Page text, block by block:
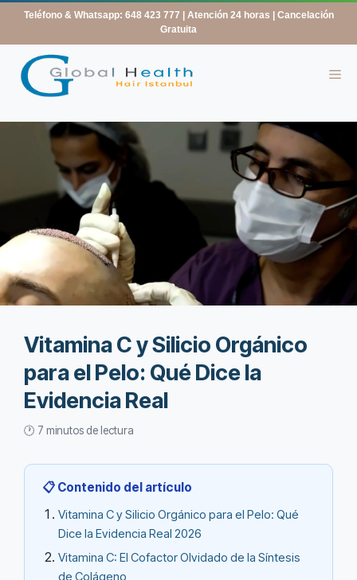
contenido
Teléfono & Whatsapp: 648 423 777
| Atención 24 horas | Cancelación
Gratuita
Vitamina C y Silicio Orgánico
para el Pelo: Qué Dice la
Evidencia Real
🕐 7 minutos de lectura
📋 Contenido del artículo
Vitamina C y Silicio Orgánico para el Pelo: Qué
Dice la Evidencia Real 2026
Vitamina C: El Cofactor Olvidado de la Síntesis
de Colágeno